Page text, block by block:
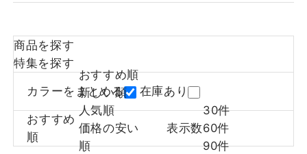
商品を探す
特集を探す
カラーをまとめる 在庫あり
おすすめ
順
おすすめ順
新しい順
人気順
価格の安い
順
表示数
30件
60件
90件